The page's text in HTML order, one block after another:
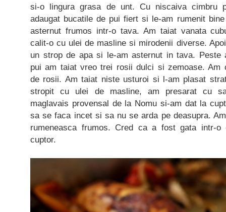
si-o lingura grasa de unt. Cu niscaiva cimbru
adaugat bucatile de pui fiert si le-am rumenit
asternut frumos intr-o tava. Am taiat vanata
calit-o cu ulei de masline si mirodenii diverse.
un strop de apa si le-am asternut in tava. Peste
pui am taiat vreo trei rosii dulci si zemoase. Am
de rosii. Am taiat niste usturoi si l-am plasat
stropit cu ulei de masline, am presarat cu
maglavais provensal de la Nomu si-am dat la
sa se faca incet si sa nu se arda pe deasupra.
rumeneasca frumos. Cred ca a fost gata intr-
cuptor.